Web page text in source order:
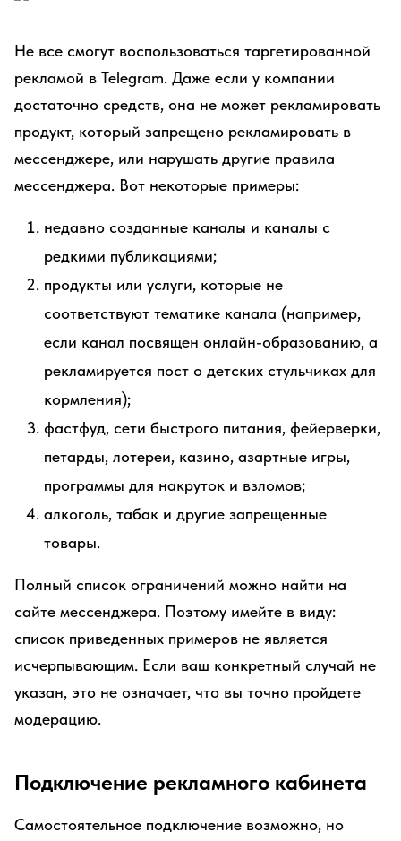
Не все смогут воспользоваться таргетированной
рекламой в Telegram. Даже если у компании
достаточно средств, она не может рекламировать
продукт, который запрещено рекламировать в
мессенджере, или нарушать другие правила
мессенджера. Вот некоторые примеры:
недавно созданные каналы и каналы с
редкими публикациями;
продукты или услуги, которые не
соответствуют тематике канала (например,
если канал посвящен онлайн-образованию, а
рекламируется пост о детских стульчиках для
кормления);
фастфуд, сети быстрого питания, фейерверки,
петарды, лотереи, казино, азартные игры,
программы для накруток и взломов;
алкоголь, табак и другие запрещенные
товары.
Полный список ограничений можно найти на
сайте мессенджера. Поэтому имейте в виду:
список приведенных примеров не является
исчерпывающим. Если ваш конкретный случай не
указан, это не означает, что вы точно пройдете
модерацию.
Подключение рекламного кабинета
Самостоятельное подключение возможно, но